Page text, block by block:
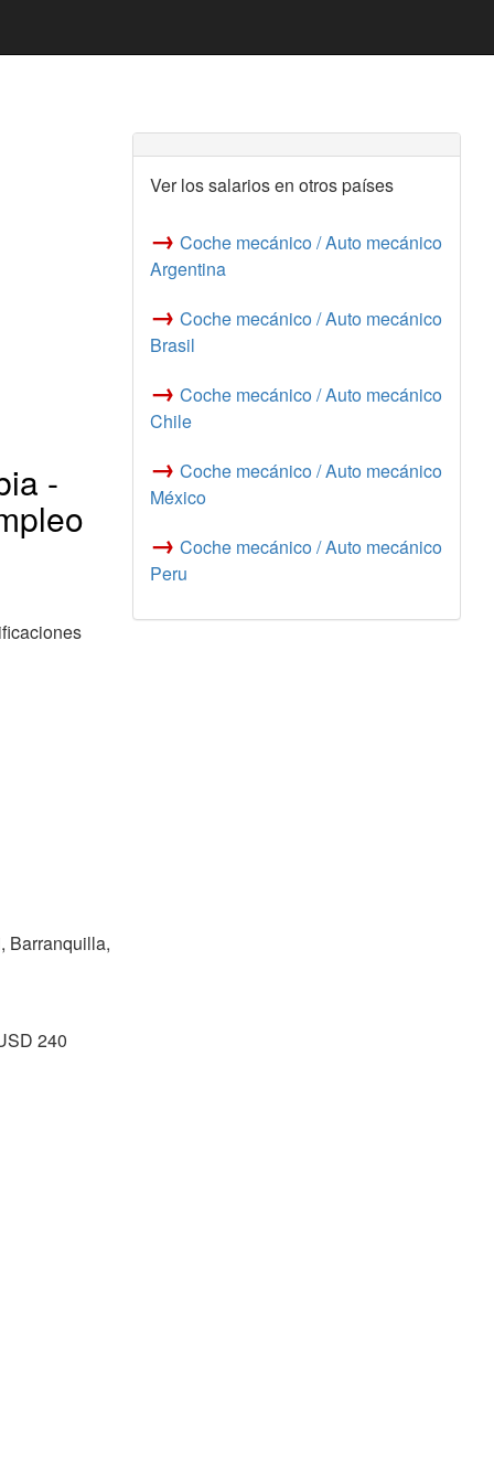
-
Barranquilla,
240
Ver los salarios en otros países
→ Coche mecánico / Auto mecánico
Argentina
→ Coche mecánico / Auto mecánico
Brasil
→ Coche mecánico / Auto mecánico
Chile
→ Coche mecánico / Auto mecánico
México
→ Coche mecánico / Auto mecánico
Peru